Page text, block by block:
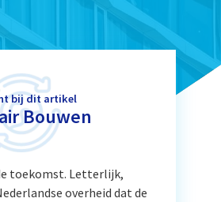
bij dit artikel
Bouwen
toekomst. Letterlijk,
overheid dat de